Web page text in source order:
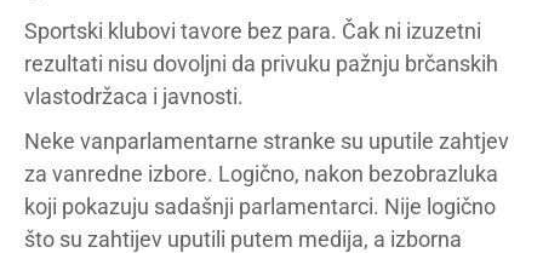
Sportski klubovi tavore bez para. Čak ni izuzetni
rezultati nisu dovoljni da privuku pažnju brčanskih
vlastodržaca i javnosti.
Neke vanparlamentarne stranke su uputile zahtjev
za vanredne izbore. Logično, nakon bezobrazluka
koji pokazuju sadašnji parlamentarci. Nije logično
što su zahtijev uputili putem medija, a izborna